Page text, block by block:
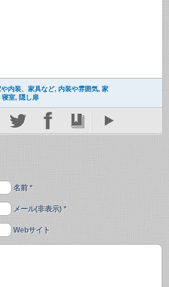
内装、家具など, 内装や雰囲気, 家
寝室, 隠し扉
名前 *
メール(非表示) *
Webサイト